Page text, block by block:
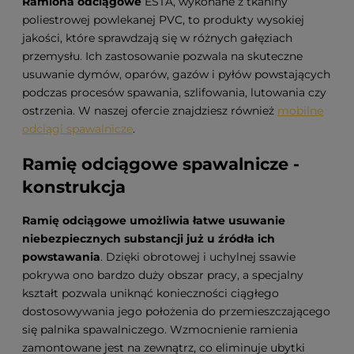
poliestrowej powlekanej PVC, to produkty wysokiej
jakości, które sprawdzają się w różnych gałęziach
przemysłu. Ich zastosowanie pozwala na skuteczne
usuwanie dymów, oparów, gazów i pyłów powstających
podczas procesów spawania, szlifowania, lutowania czy
ostrzenia. W naszej ofercie znajdziesz również mobilne
odciągi spawalnicze.
Ramię odciągowe spawalnicze -
konstrukcja
Ramię odciągowe umożliwia łatwe usuwanie
niebezpiecznych substancji już u źródła ich
powstawania. Dzięki obrotowej i uchylnej ssawie
pokrywa ono bardzo duży obszar pracy, a specjalny
kształt pozwala uniknąć konieczności ciągłego
dostosowywania jego położenia do przemieszczającego
się palnika spawalniczego. Wzmocnienie ramienia
zamontowane jest na zewnątrz, co eliminuje ubytki